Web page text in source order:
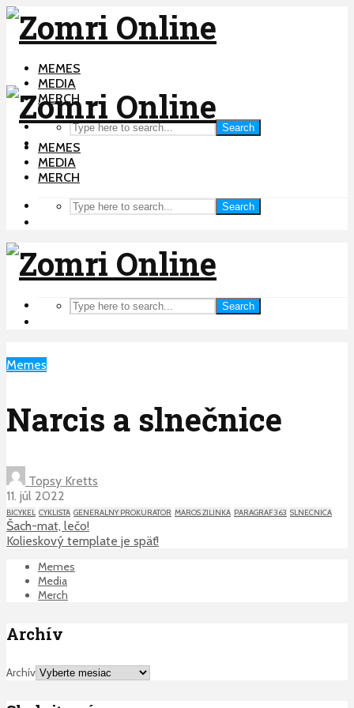
MEMES
MEDIA
MERCH
Search
MEMES
MEDIA
MERCH
Search
Search
Memes
Narcis a slnečnice
Topsy Kretts
11. júl 2022
BICYKEL CYKLISTA GENERALNY PROKURATOR MAROS ZILINKA PARAGRAF 363 SLNECNICA
Šach-mat, lečo!
Kolieskový template je späť!
Memes
Media
Merch
Archív
Archív